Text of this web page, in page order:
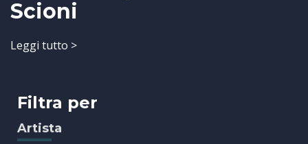
Scioni
Leggi tutto >
Filtra per
Artista